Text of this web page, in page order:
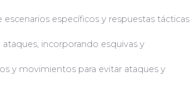
escenarios específicos y respuestas tácticas
incorporando esquivas y
y movimientos para evitar ataques y